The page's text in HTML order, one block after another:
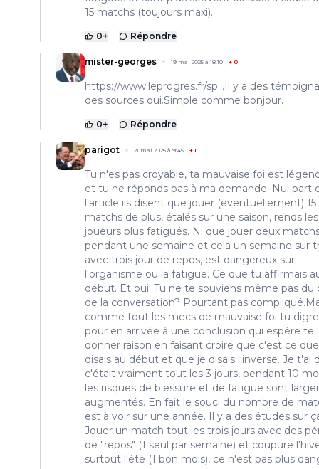
15 matchs (toujours maxi).
0+ Répondre
mister-georges 19 mai 2025 à 18:10 + 0
https://www.leprogres.fr/sp...Il y a des
des sources oui.Simple comme bonjour.
0+ Répondre
parigot 21 mai 2025 à 9:45 +1
Tu n'es pas croyable, ta mauvaise foi est
et tu ne réponds pas à ma demande. Nul part
l'article ils disent que jouer (éventuellement) 15
matchs de plus, étalés sur une saison, rends les
joueurs plus fatigués. Ni que jouer deux
pendant une semaine et cela un semaine sur
avec trois jour de repos, est dangereux sur
l'organisme ou la fatigue. Ce que tu affirmais
début. Et oui. Tu ne te souviens même pas du
de la conversation? Pourtant pas
comme tout les mecs de mauvaise foi tu
pour en arrivée à une conclusion qui espère te
donner raison en faisant croire que c'est ce
disais au début et que je disais l'inverse. Je t'ai
c'était vraiment tout les 3 jours, pendant 10
les risques de blessure et de fatigue sont
augmentés. En fait le souci du nombre de
est à voir sur une année. Il y a des études sur
Jouer un match tout les trois jours avec des
de "repos" (1 seul par semaine) et coupure
surtout l'été (1 bon mois), ce n'est pas plus